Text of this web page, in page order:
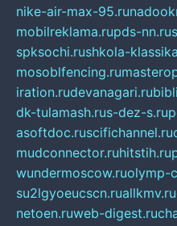
nike-air-max-95.ru
mobilreklama.rupds-nn.ru
spksochi.rushkola-
mosoblfencing.ru
iration.rudevanagari.ru
dk-tulamash.rus-dez-s.ru
asoftdoc.ruscifichannel.ru
mudconnector.ruhitstih.ru
wundermoscow.ruolymp-
su2lgyoeucscn.ruallkmv.ru
netoen.ruweb-digest.ru